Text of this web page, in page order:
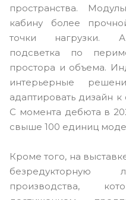
пространства.
кабину более
точки нагрузки.
подсветка по
простора и объема.
интерьерные
адаптировать дизайн
С момента дебюта в
свыше 100 единиц
Кроме того, на
безредукторную
производства,